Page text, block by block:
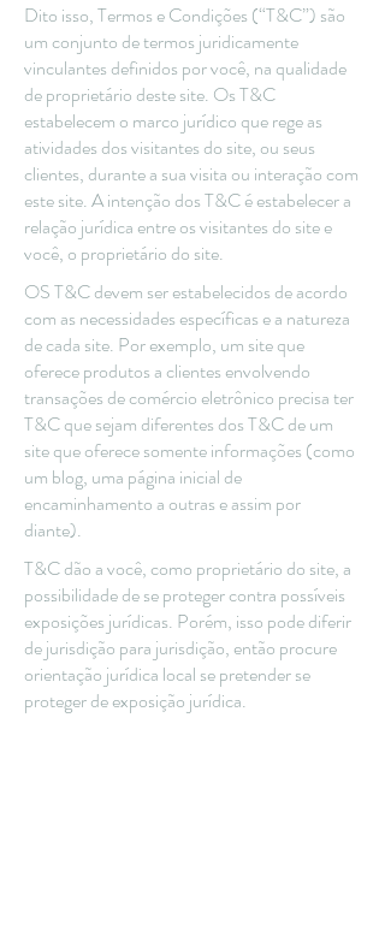
Dito isso, Termos e Condições (“T&C”) são
um conjunto de termos juridicamente
vinculantes definidos por você, na qualidade
de proprietário deste site. Os T&C
estabelecem o marco jurídico que rege as
atividades dos visitantes do site, ou seus
clientes, durante a sua visita ou interação com
este site. A intenção dos T&C é estabelecer a
relação jurídica entre os visitantes do site e
você, o proprietário do site.
OS T&C devem ser estabelecidos de acordo
com as necessidades específicas e a natureza
de cada site. Por exemplo, um site que
oferece produtos a clientes envolvendo
transações de comércio eletrônico precisa ter
T&C que sejam diferentes dos T&C de um
site que oferece somente informações (como
um blog, uma página inicial de
encaminhamento a outras e assim por
diante).
T&C dão a você, como proprietário do site, a
possibilidade de se proteger contra possíveis
exposições jurídicas. Porém, isso pode diferir
de jurisdição para jurisdição, então procure
orientação jurídica local se pretender se
proteger de exposição jurídica.